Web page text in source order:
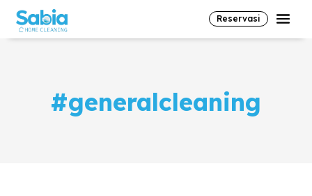
Reservasi
#generalcleaning